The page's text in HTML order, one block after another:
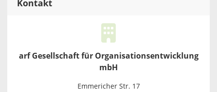
Kontakt
arf Gesellschaft für Organisationsentwicklung
mbH
Emmericher Str. 17